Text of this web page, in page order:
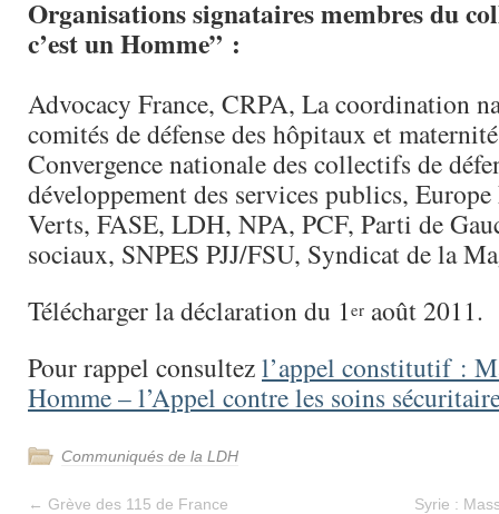
Organisations signataires membres du
c’est un Homme” :
Advocacy France, CRPA, La coordination
comités de défense des hôpitaux et
Convergence nationale des collectifs de
développement des services publics,
Verts, FASE, LDH, NPA, PCF, Parti de
sociaux, SNPES PJJ/FSU, Syndicat de la
Télécharger la déclaration du 1er août 2011.
Pour rappel consultezl’appel constitutif :
Homme – l’Appel contre les soins
Communiqués de la LDH
← Grève des 115 de France Syrie :